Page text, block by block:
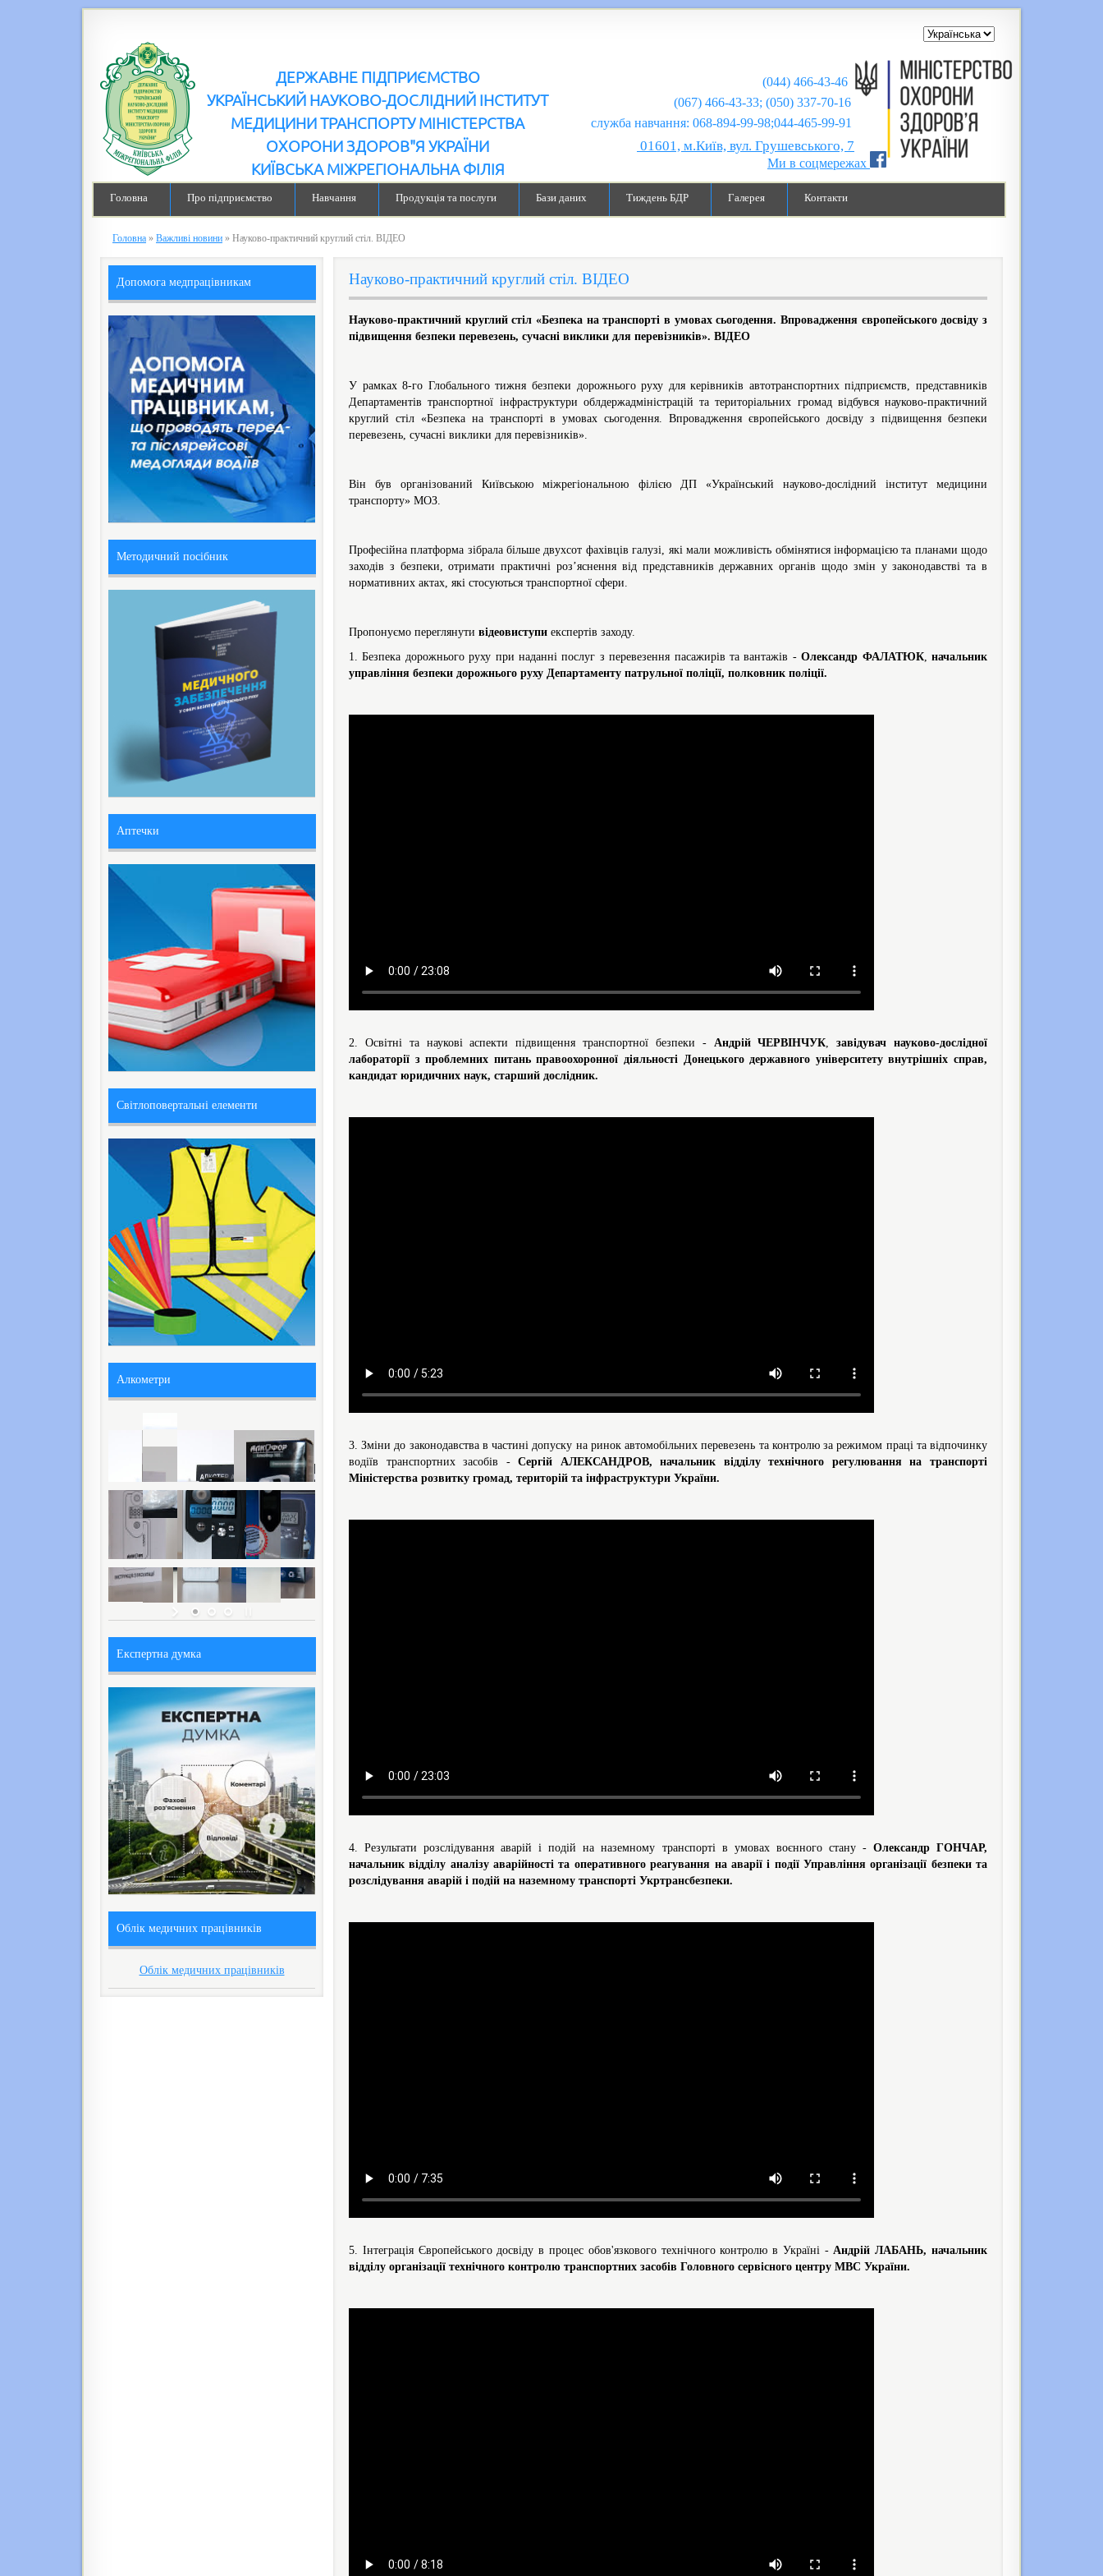
ДЕРЖАВНЕ ПІДПРИЄМСТВО
УКРАЇНСЬКИЙ НАУКОВО-ДОСЛІДНИЙ ІНСТИТУТ
МЕДИЦИНИ ТРАНСПОРТУ МІНІСТЕРСТВА
ОХОРОНИ ЗДОРОВ"Я УКРАЇНИ
КИЇВСЬКА МІЖРЕГІОНАЛЬНА ФІЛІЯ
(044) 466-43-46
(067) 466-43-33; (050) 337-70-16
служба навчання: 068-894-99-98;044-465-99-91
01601, м.Київ, вул. Грушевського, 7
Ми в соцмережах
Головна Про підприємство Навчання Продукція та послуги Бази даних Тиждень БДР Галерея Контакти
Головна » Важливі новини » Науково-практичний круглий стіл. ВІДЕО
Науково-практичний круглий стіл. ВІДЕО
Науково-практичний круглий стіл «Безпека на транспорті в умовах сьогодення. Впровадження європейського досвіду з
підвищення безпеки перевезень, сучасні виклики для перевізників». ВІДЕО
У рамках 8-го Глобального тижня безпеки дорожнього руху для керівників автотранспортних підприємств, представників
Департаментів транспортної інфраструктури облдержадміністрацій та територіальних громад відбувся науково-практичний
круглий стіл «Безпека на транспорті в умовах сьогодення. Впровадження європейського досвіду з підвищення безпеки
перевезень, сучасні виклики для перевізників».
Він був організований Київською міжрегіональною філією ДП «Український науково-дослідний інститут медицини
транспорту» МОЗ.
Професійна платформа зібрала більше двухсот фахівців галузі, які мали можливість обмінятися інформацією та планами щодо
заходів з безпеки, отримати практичні роз’яснення від представників державних органів щодо змін у законодавстві та в
нормативних актах, які стосуються транспортної сфери.
Пропонуємо переглянути відеовиступи експертів заходу.
1. Безпека дорожнього руху при наданні послуг з перевезення пасажирів та вантажів -Олександр ФАЛАТЮК,начальник
управління безпеки дорожнього руху Департаменту патрульної поліції, полковник поліції.
2. Освітні та наукові аспекти підвищення транспортної безпеки - Андрій ЧЕРВІНЧУК,завідувач науково-дослідної
лабораторії з проблемних питань правоохоронної діяльності Донецького державного університету внутрішніх справ,
кандидат юридичних наук, старший дослідник.
3. Зміни до законодавства в частині допуску на ринок автомобільних перевезень та контролю за режимом праці та відпочинку
водіїв транспортних засобів -Сергій АЛЕКСАНДРОВ, начальник відділу технічного регулювання на транспорті
Міністерства розвитку громад, територій та інфраструктури України.
4. Результати розслідування аварій і подій на наземному транспорті в умовах воєнного стану - Олександр ГОНЧАР,
начальник відділу аналізу аварійності та оперативного реагування на аварії і події Управління організації безпеки та
розслідування аварій і подій на наземному транспорті Укртрансбезпеки.
5. Інтеграція Європейського досвіду в процес обов'язкового технічного контролю в Україні -Андрій ЛАБАНЬ, начальник
відділу організації технічного контролю транспортних засобів Головного сервісного центру МВС України.
Допомога медпрацівникам
Методичний посібник
Аптечки
Світлоповертальні елементи
Алкометри
Експертна думка
Облік медичних працівників
Облік медичних працівників